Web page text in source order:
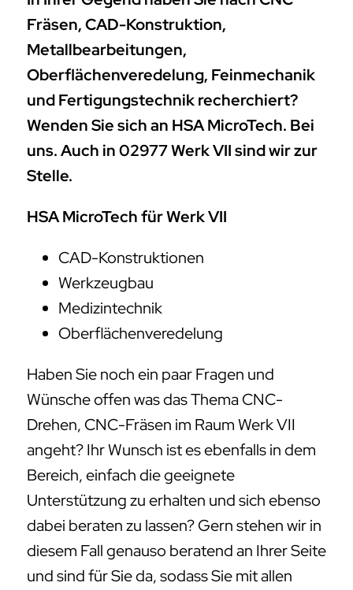
Fräsen, CAD-Konstruktion,
Metallbearbeitungen,
Oberflächenveredelung, Feinmechanik
und Fertigungstechnik recherchiert?
Wenden Sie sich an HSA MicroTech. Bei
uns. Auch in 02977 Werk VII sind wir zur
Stelle.
HSA MicroTech für Werk VII
CAD-Konstruktionen
Werkzeugbau
Medizintechnik
Oberflächenveredelung
Haben Sie noch ein paar Fragen und
Wünsche offen was das Thema CNC-
Drehen, CNC-Fräsen im Raum Werk VII
angeht? Ihr Wunsch ist es ebenfalls in dem
Bereich, einfach die geeignete
Unterstützung zu erhalten und sich ebenso
dabei beraten zu lassen? Gern stehen wir in
diesem Fall genauso beratend an Ihrer Seite
und sind für Sie da, sodass Sie mit allen